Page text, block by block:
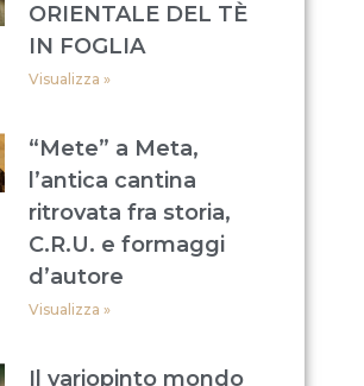
ORIENTALE DEL TÈ
IN FOGLIA
Visualizza »
“Mete” a Meta,
l’antica cantina
ritrovata fra storia,
C.R.U. e formaggi
d’autore
Visualizza »
Il variopinto mondo